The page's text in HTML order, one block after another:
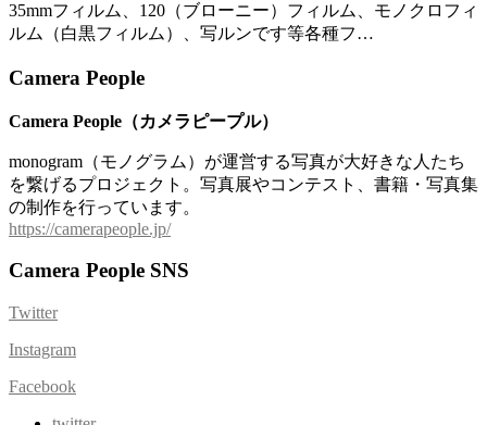
35mmフィルム、120（ブローニー）フィルム、モノクロフィ
ルム（白黒フィルム）、写ルンです等各種フ…
Camera People
Camera People（カメラピープル）
monogram（モノグラム）が運営する写真が大好きな人たち
を繋げるプロジェクト。写真展やコンテスト、書籍・写真集
の制作を行っています。
https://camerapeople.jp/
Camera People SNS
Twitter
Instagram
Facebook